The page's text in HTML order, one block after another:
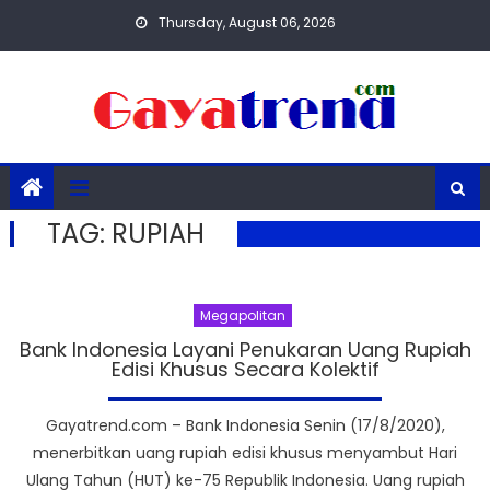
Thursday, August 06, 2026
TAG: RUPIAH
Megapolitan
Bank Indonesia Layani Penukaran Uang Rupiah
Edisi Khusus Secara Kolektif
Gayatrend.com – Bank Indonesia Senin (17/8/2020),
menerbitkan uang rupiah edisi khusus menyambut Hari
Ulang Tahun (HUT) ke-75 Republik Indonesia. Uang rupiah